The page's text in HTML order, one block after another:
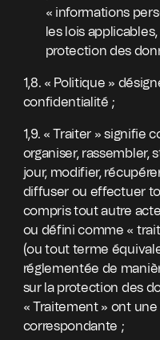
« informations
les lois
protection des
1,8. « Politique »
confidentialité ;
1,9. « Traiter » signifie
organiser, rassembler,
jour, modifier,
diffuser ou effectuer
compris tout autre
ou défini comme «
(ou tout terme
réglementée de
sur la protection des
« Traitement » ont
correspondante ;